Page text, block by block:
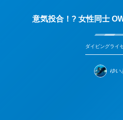
意気投合！? 女性同士
ダイビングライ
ゆい